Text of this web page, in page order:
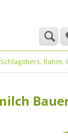
Rahm,